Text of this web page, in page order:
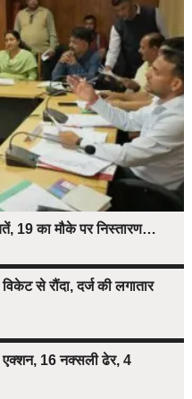
19 का मौके पर निस्तारण…
से रौंदा, दर्ज की लगातार
एक्शन, 16 नक्सली ढेर, 4